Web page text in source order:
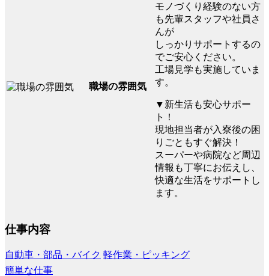
職場の雰囲気
モノづくり経験のない方
も先輩スタッフや社員さ
んが
しっかりサポートするの
でご安心ください。
工場見学も実施していま
す。
▼新生活も安心サポー
ト！
現地担当者が入寮後の困
りごともすぐ解決！
スーパーや病院など周辺
情報も丁寧にお伝えし、
快適な生活をサポートし
ます。
仕事内容
自動車・部品・バイク 軽作業・ピッキング
簡単な仕事